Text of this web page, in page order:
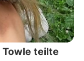
Towle teilte